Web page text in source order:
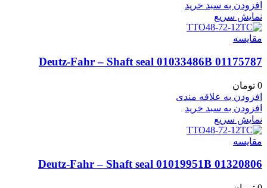
افزودن به سبد خرید
نمایش سریع
مقايسه
01175787 Deutz-Fahr – Shaft seal 01033486B
0 تومان
افزودن به علاقه مندی
افزودن به سبد خرید
نمایش سریع
مقايسه
01320806 Deutz-Fahr – Shaft seal 01019951B